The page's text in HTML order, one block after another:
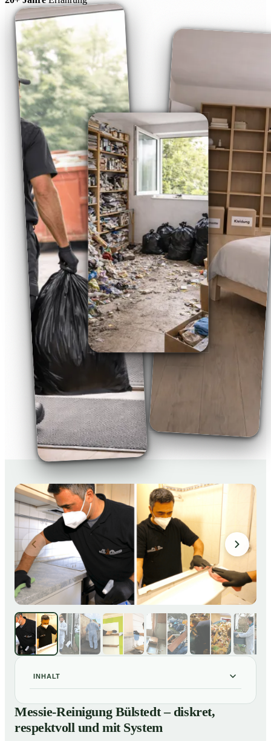
INHALT
Messie-Reinigung Bülstedt – diskret, respektvoll und
mit System
Warum professionelle Hilfe bei einer Messie-Wohnung
Messie-Reinigung Bülstedt – diskret,
respektvoll und mit System